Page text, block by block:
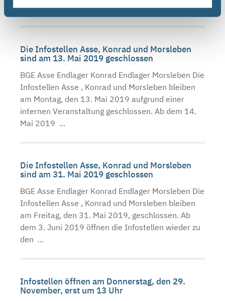
Deutschen ...
Die Infostellen Asse, Konrad und Morsleben
sind am 13. Mai 2019 geschlossen
BGE Asse Endlager Konrad Endlager Morsleben Die
Infostellen Asse , Konrad und Morsleben bleiben
am Montag, den 13. Mai 2019 aufgrund einer
internen Veranstaltung geschlossen. Ab dem 14.
Mai 2019 ...
Die Infostellen Asse, Konrad und Morsleben
sind am 31. Mai 2019 geschlossen
BGE Asse Endlager Konrad Endlager Morsleben Die
Infostellen Asse , Konrad und Morsleben bleiben
am Freitag, den 31. Mai 2019, geschlossen. Ab
dem 3. Juni 2019 öffnen die Infostellen wieder zu
den ...
Infostellen öffnen am Donnerstag, den 29.
November, erst um 13 Uhr